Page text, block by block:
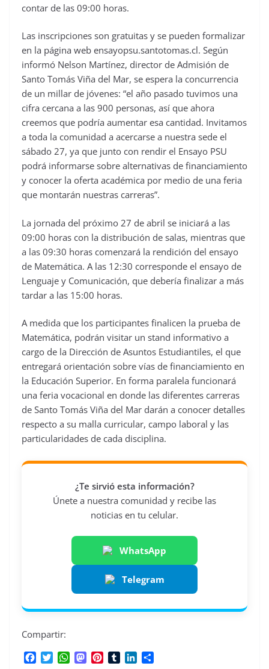
contar de las 09:00 horas.
Las inscripciones son gratuitas y se pueden formalizar
en la página web ensayopsu.santotomas.cl. Según
informó Nelson Martínez, director de Admisión de
Santo Tomás Viña del Mar, se espera la concurrencia
de un millar de jóvenes: “el año pasado tuvimos una
cifra cercana a las 900 personas, así que ahora
creemos que podría aumentar esa cantidad. Invitamos
a toda la comunidad a acercarse a nuestra sede el
sábado 27, ya que junto con rendir el Ensayo PSU
podrá informarse sobre alternativas de financiamiento
y conocer la oferta académica por medio de una feria
que montarán nuestras carreras”.
La jornada del próximo 27 de abril se iniciará a las
09:00 horas con la distribución de salas, mientras que
a las 09:30 horas comenzará la rendición del ensayo
de Matemática. A las 12:30 corresponde el ensayo de
Lenguaje y Comunicación, que debería finalizar a más
tardar a las 15:00 horas.
A medida que los participantes finalicen la prueba de
Matemática, podrán visitar un stand informativo a
cargo de la Dirección de Asuntos Estudiantiles, el que
entregará orientación sobre vías de financiamiento en
la Educación Superior. En forma paralela funcionará
una feria vocacional en donde las diferentes carreras
de Santo Tomás Viña del Mar darán a conocer detalles
respecto a su malla curricular, campo laboral y las
particularidades de cada disciplina.
¿Te sirvió esta información?
Únete a nuestra comunidad y recibe las
noticias en tu celular.
WhatsApp
Telegram
Compartir:
W
M